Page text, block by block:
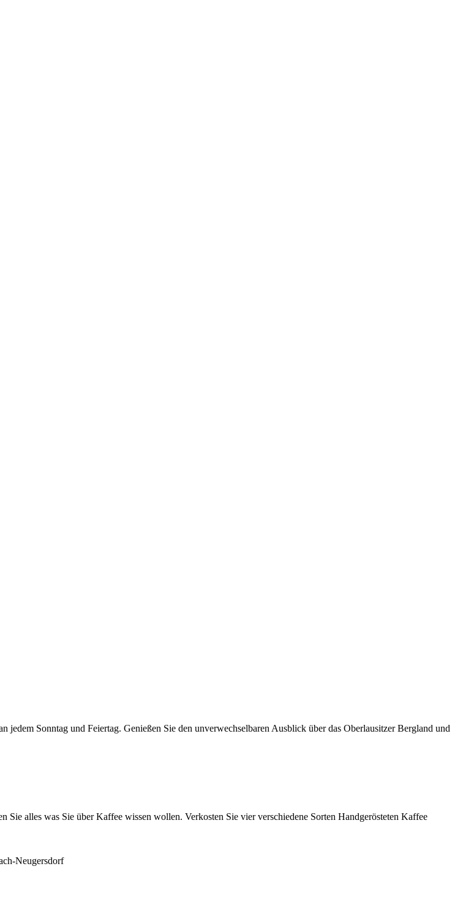
Sonntag und Feiertag. Genießen Sie den unverwechselbaren Ausblick über das Oberlausitzer Bergland und
alles was Sie über Kaffee wissen wollen. Verkosten Sie vier verschiedene Sorten Handgerösteten Kaffee
Neugersdorf